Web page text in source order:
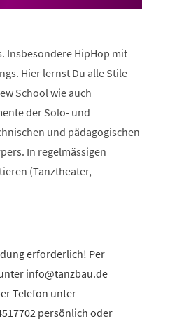
Insbesondere HipHop mit
Hier lernst Du alle Stile
School wie auch
der Solo- und
und pädagogischen
In regelmässigen
(Tanztheater,
erforderlich! Per
info@tanzbau.de
Telefon unter
persönlich oder